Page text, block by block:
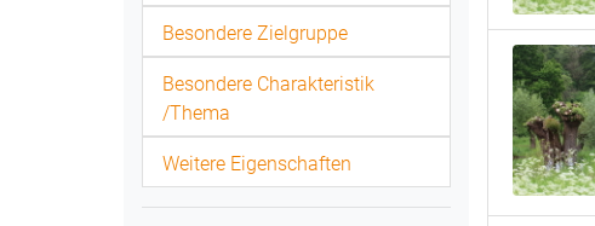
Besondere Zielgruppe
Besondere Charakteristik
/Thema
Weitere Eigenschaften